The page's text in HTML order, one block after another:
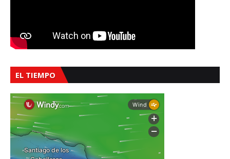
EL TIEMPO